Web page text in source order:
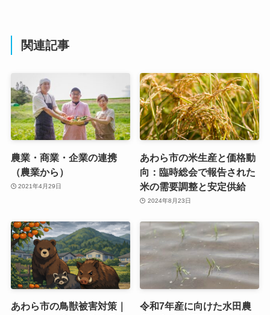
関連記事
農業・商業・企業の連携
（農業から）
2021年4月29日
あわら市の米生産と価格動
向：臨時総会で報告された
米の需要調整と安定供給
2024年8月23日
あわら市の鳥獣被害対策｜
令和7年産に向けた水田農